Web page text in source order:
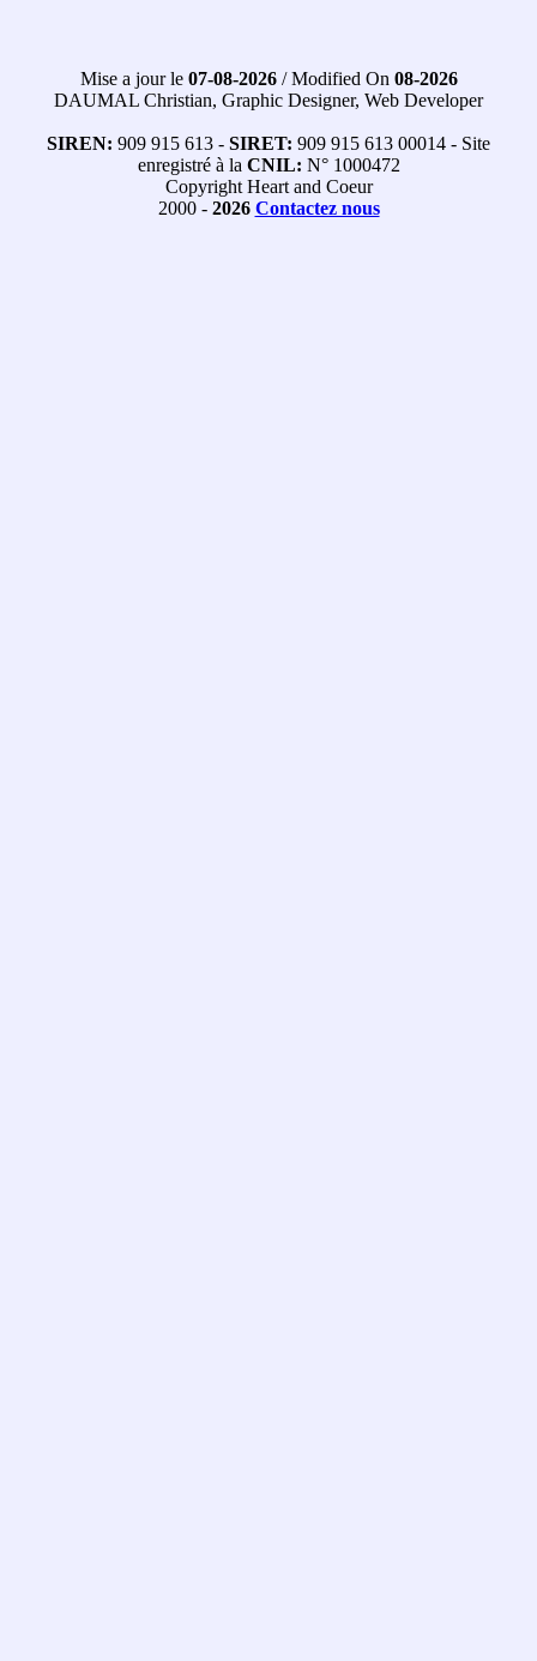
Mise a jour le 07-08-2026/ Modified On 08-2026
DAUMAL Christian, Graphic Designer, Web Developer
SIREN: 909 915 613 - SIRET: 909 915 613 00014 - Site
enregistré à la CNIL: N° 1000472
Copyright Heart and Coeur
2000 - 2026 Contactez nous